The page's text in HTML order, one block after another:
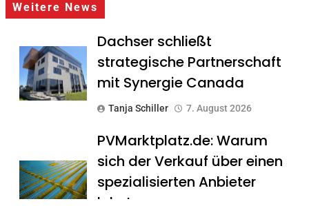
Weitere News
Dachser schließt
strategische Partnerschaft
mit Synergie Canada
Tanja Schiller 7. August 2026
PVMarktplatz.de: Warum
sich der Verkauf über einen
spezialisierten Anbieter
lohnt